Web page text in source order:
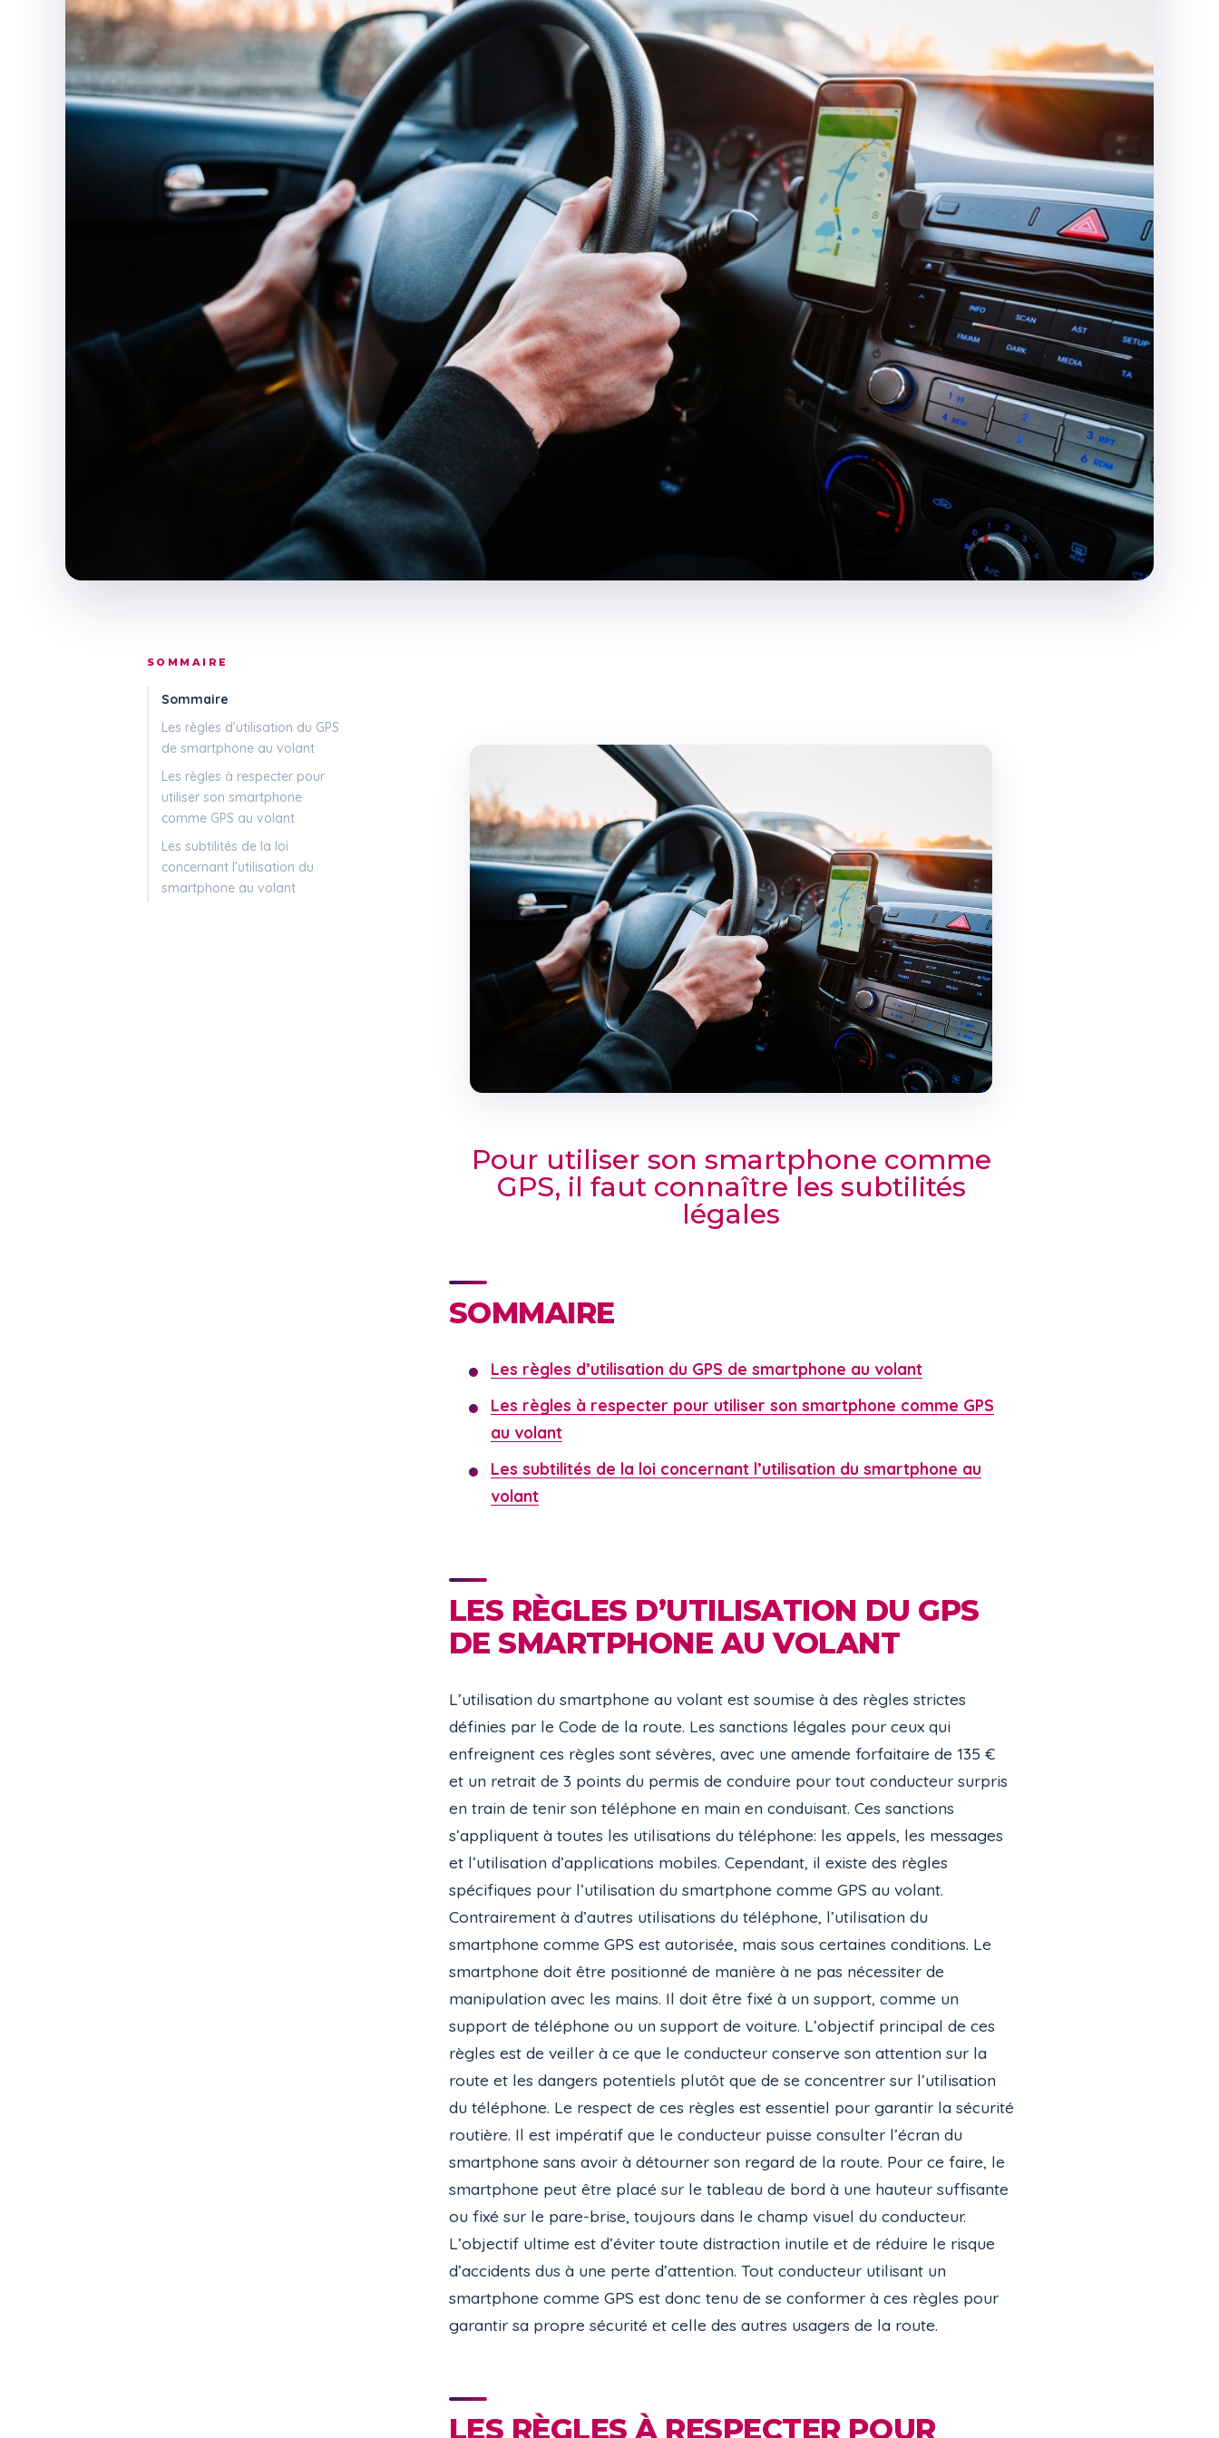
SOMMAIRE
Sommaire
Les règles d’utilisation du GPS
de smartphone au volant
Les règles à respecter pour
utiliser son smartphone
comme GPS au volant
Les subtilités de la loi
concernant l’utilisation du
smartphone au volant
Pour utiliser son smartphone comme
GPS, il faut connaître les subtilités
légales
SOMMAIRE
Les règles d’utilisation du GPS de smartphone au volant
Les règles à respecter pour utiliser son smartphone comme GPS
au volant
Les subtilités de la loi concernant l’utilisation du smartphone au
volant
LES RÈGLES D’UTILISATION DU GPS
DE SMARTPHONE AU VOLANT
L’utilisation du smartphone au volant est soumise à des règles strictes
définies par le Code de la route. Les sanctions légales pour ceux qui
enfreignent ces règles sont sévères, avec une amende forfaitaire de 135 €
et un retrait de 3 points du permis de conduire pour tout conducteur surpris
en train de tenir son téléphone en main en conduisant. Ces sanctions
s’appliquent à toutes les utilisations du téléphone: les appels, les messages
et l’utilisation d’applications mobiles. Cependant, il existe des règles
spécifiques pour l’utilisation du smartphone comme GPS au volant.
Contrairement à d’autres utilisations du téléphone, l’utilisation du
smartphone comme GPS est autorisée, mais sous certaines conditions. Le
smartphone doit être positionné de manière à ne pas nécessiter de
manipulation avec les mains. Il doit être fixé à un support, comme un
support de téléphone ou un support de voiture. L’objectif principal de ces
règles est de veiller à ce que le conducteur conserve son attention sur la
route et les dangers potentiels plutôt que de se concentrer sur l’utilisation
du téléphone. Le respect de ces règles est essentiel pour garantir la sécurité
routière. Il est impératif que le conducteur puisse consulter l’écran du
smartphone sans avoir à détourner son regard de la route. Pour ce faire, le
smartphone peut être placé sur le tableau de bord à une hauteur suffisante
ou fixé sur le pare-brise, toujours dans le champ visuel du conducteur.
L’objectif ultime est d’éviter toute distraction inutile et de réduire le risque
d’accidents dus à une perte d’attention. Tout conducteur utilisant un
smartphone comme GPS est donc tenu de se conformer à ces règles pour
garantir sa propre sécurité et celle des autres usagers de la route.
LES RÈGLES À RESPECTER POUR